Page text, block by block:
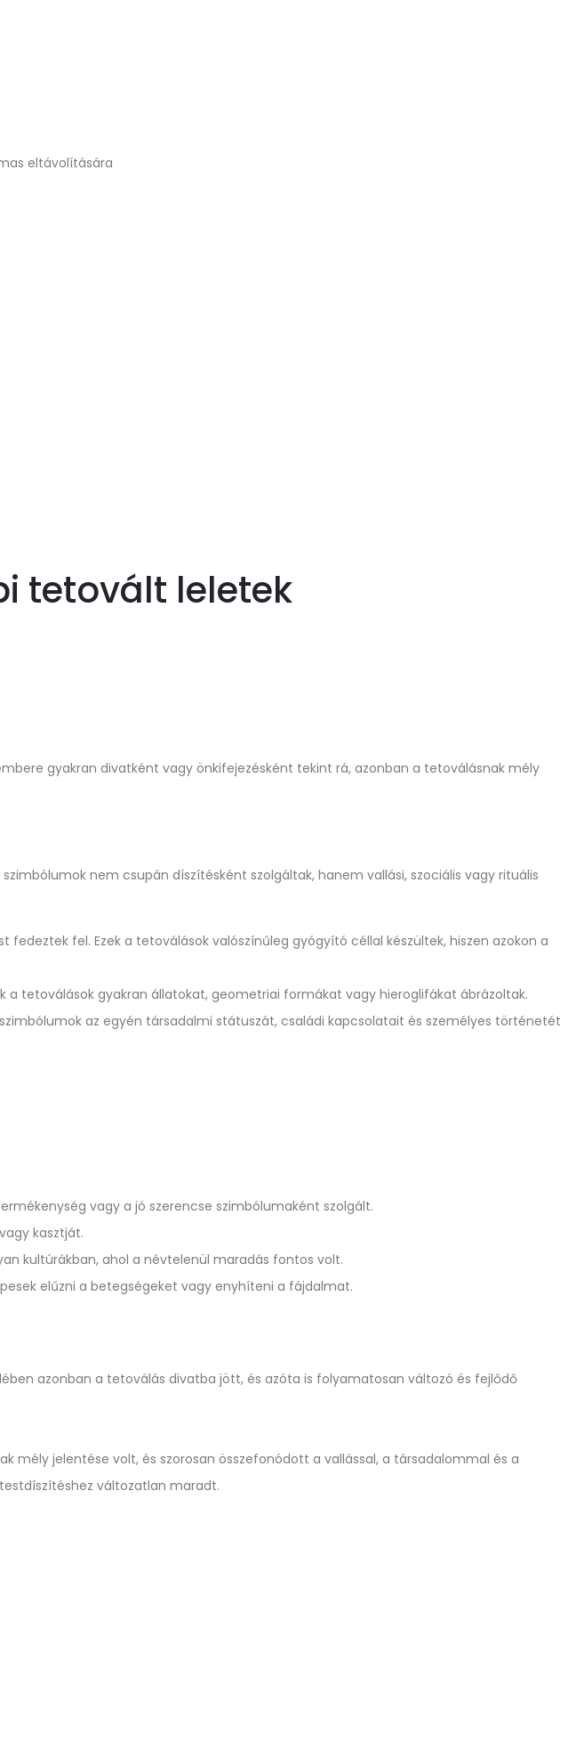
eltávolítására
tetovált leletek
gyakran divatként vagy önkifejezésként tekint rá, azonban a tetoválásnak mély
nem csupán díszítésként szolgáltak, hanem vallási, szociális vagy rituális
fel. Ezek a tetoválások valószínűleg gyógyító céllal készültek, hiszen azokon a
a tetoválások gyakran állatokat, geometriai formákat vagy hieroglifákat ábrázoltak.
az egyén társadalmi státuszát, családi kapcsolatait és személyes történetét
vagy a jó szerencse szimbólumaként szolgált.
kasztját.
kultúrákban, ahol a névtelenül maradás fontos volt.
elűzni a betegségeket vagy enyhíteni a fájdalmat.
azonban a tetoválás divatba jött, és azóta is folyamatosan változó és fejlődő
mély jelentése volt, és szorosan összefonódott a vallással, a társadalommal és a
változatlan maradt.